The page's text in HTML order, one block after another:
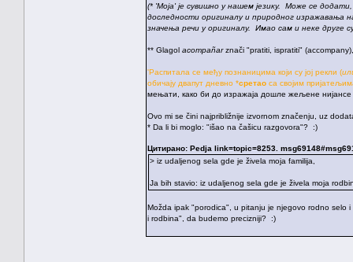
(* 'Моја' је сувишно у нашем језику. Може се
доследности оригиналу и природног изражавања
значења речи у оригиналу. Имао сам и неке друге
** Glagol acompañarznači "pratiti, ispratiti"
'Распитала се међу познаницима који су јој рекли (
обичају двапут дневно *сретао са својим
мењати, како би до изражаја дошле жељене
Ovo mi se čini najpribližnije izvornom značenju, uz
* Da li bi moglo: "išao na čašicu razgovora"? :)
Цитирано: Pedja link=topic=8253.
> iz udaljenog sela gde je živela moja familija,
Ja bih stavio: iz udaljenog sela gde je živela moja
Možda ipak "porodica", u pitanju je njegovo rodno selo
i rodbina", da budemo precizniji? :)